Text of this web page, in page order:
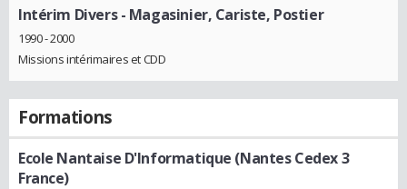
Intérim Divers- Magasinier, Cariste, Postier
1990 - 2000
Missions intérimaires et CDD
Formations
Ecole Nantaise D'Informatique (Nantes Cedex 3
France)